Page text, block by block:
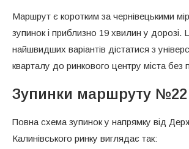
Маршрут є коротким за чернівецькими
зупинок і приблизно 19 хвилин у дорозі.
найшвидших варіантів дістатися з
кварталу до ринкового центру міста без
Зупинки маршруту №22
Повна схема зупинок у напрямку від
Калинівського ринку виглядає так: